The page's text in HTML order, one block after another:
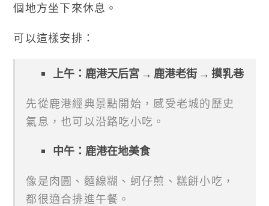
個地方坐下來休息。
可以這樣安排：
上午：鹿港天后宮 → 鹿港老街 → 摸乳巷
先從鹿港經典景點開始，感受老城的歷史
氣息，也可以沿路吃小吃。
中午：鹿港在地美食
像是肉圓、麵線糊、蚵仔煎、糕餅小吃，
都很適合排進午餐。